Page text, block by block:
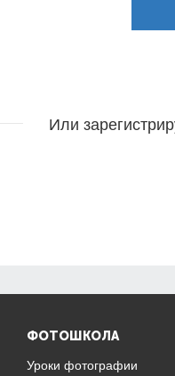
Или
ФОТОШКОЛА
Уроки фотографии